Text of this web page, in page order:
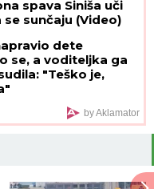
sledeći!